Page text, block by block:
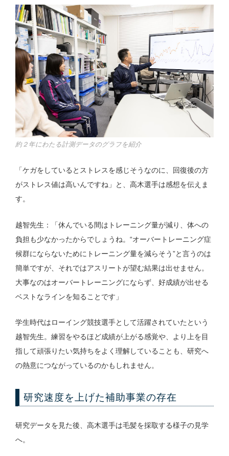
約２年にわたる計測データのグラフを紹介
「ケガをしているとストレスを感じそうなのに、回復後の方
がストレス値は高いんですね」と、高木選手は感想を伝えま
す。
越智先生：「休んでいる間はトレーニング量が減り、体への
負担も少なかったからでしょうね。“オーバートレーニング症
候群にならないためにトレーニング量を減らそう”と言うのは
簡単ですが、それではアスリートが望む結果は出せません。
大事なのはオーバートレーニングにならず、好成績が出せる
ベストなラインを知ることです」
学生時代はローイング競技選手として活躍されていたという
越智先生。練習をやるほど成績が上がる感覚や、より上を目
指して頑張りたい気持ちをよく理解していることも、研究へ
の熱意につながっているのかもしれません。
研究速度を上げた補助事業の存在
研究データを見た後、高木選手は毛髪を採取する様子の見学
へ。